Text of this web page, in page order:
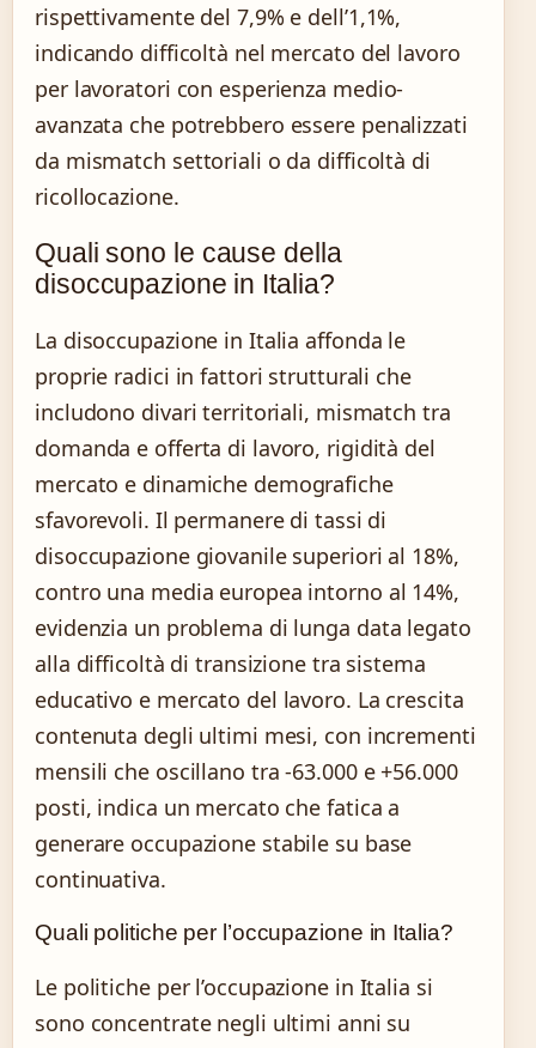
rispettivamente del 7,9% e dell’1,1%,
indicando difficoltà nel mercato del lavoro
per lavoratori con esperienza medio-
avanzata che potrebbero essere penalizzati
da mismatch settoriali o da difficoltà di
ricollocazione.
Quali sono le cause della
disoccupazione in Italia?
La disoccupazione in Italia affonda le
proprie radici in fattori strutturali che
includono divari territoriali, mismatch tra
domanda e offerta di lavoro, rigidità del
mercato e dinamiche demografiche
sfavorevoli. Il permanere di tassi di
disoccupazione giovanile superiori al 18%,
contro una media europea intorno al 14%,
evidenzia un problema di lunga data legato
alla difficoltà di transizione tra sistema
educativo e mercato del lavoro. La crescita
contenuta degli ultimi mesi, con incrementi
mensili che oscillano tra -63.000 e +56.000
posti, indica un mercato che fatica a
generare occupazione stabile su base
continuativa.
Quali politiche per l’occupazione in Italia?
Le politiche per l’occupazione in Italia si
sono concentrate negli ultimi anni su